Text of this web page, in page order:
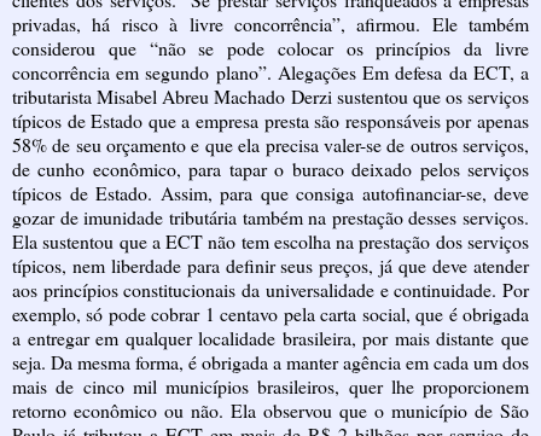
privadas, há risco à livre concorrência”, afirmou. Ele também
considerou que “não se pode colocar os princípios da livre
concorrência em segundo plano”. Alegações Em defesa da ECT, a
tributarista Misabel Abreu Machado Derzi sustentou que os serviços
típicos de Estado que a empresa presta são responsáveis por apenas
58% de seu orçamento e que ela precisa valer-se de outros serviços,
de cunho econômico, para tapar o buraco deixado pelos serviços
típicos de Estado. Assim, para que consiga autofinanciar-se, deve
gozar de imunidade tributária também na prestação desses serviços.
Ela sustentou que a ECT não tem escolha na prestação dos serviços
típicos, nem liberdade para definir seus preços, já que deve atender
aos princípios constitucionais da universalidade e continuidade. Por
exemplo, só pode cobrar 1 centavo pela carta social, que é obrigada
a entregar em qualquer localidade brasileira, por mais distante que
seja. Da mesma forma, é obrigada a manter agência em cada um dos
mais de cinco mil municípios brasileiros, quer lhe proporcionem
retorno econômico ou não. Ela observou que o município de São